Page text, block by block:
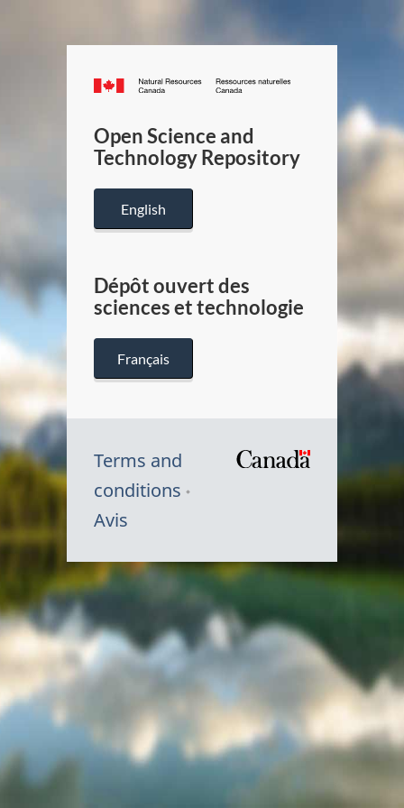
Canada.ca
/
Canada
Open Science and
Technology Repository
English
Dépôt ouvert des
sciences et technologie
Français
Terms and
conditions
Avis
Symbole
du